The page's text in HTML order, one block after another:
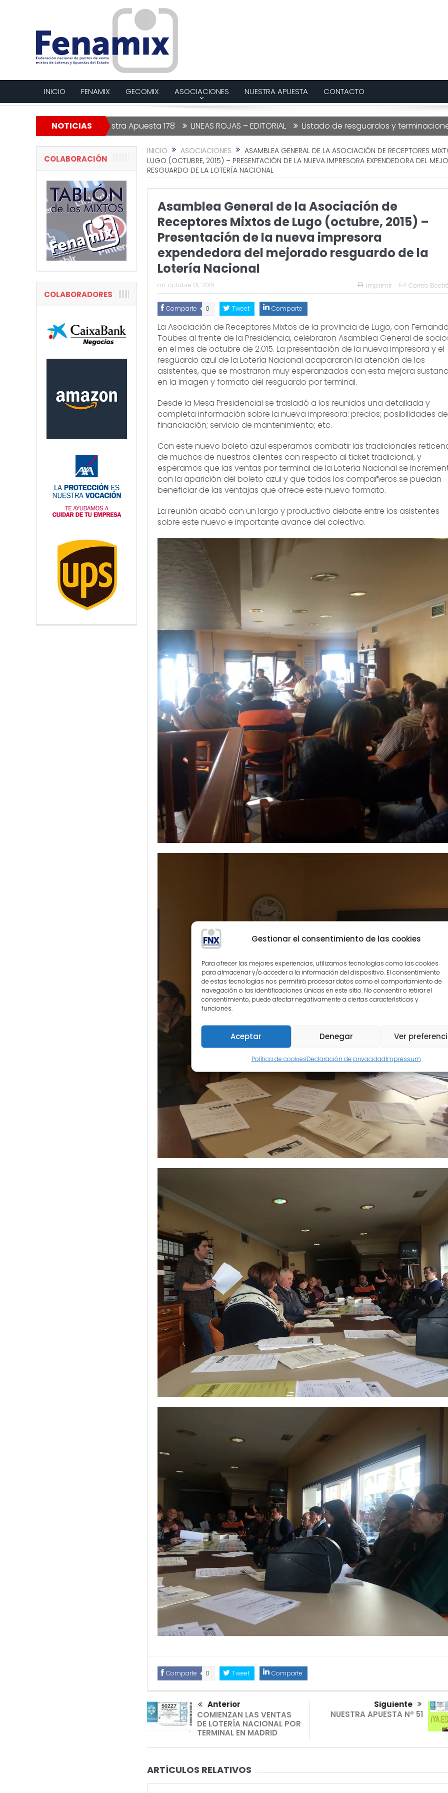
Gestionar el consentimiento de las cookies
Para ofrecer las mejores experiencias, utilizamos tecnologías como las cookies
para almacenar y/o acceder a la información del dispositivo. El consentimiento
de estas tecnologías nos permitirá procesar datos como el comportamiento de
navegación o las identificaciones únicas en este sitio. No consentir o retirar el
consentimiento, puede afectar negativamente a ciertas características y
funciones.
Aceptar Denegar Ver
Política de cookiesDeclaración de privacidadImpressum
INICIO FENAMIX GECOMIX ASOCIACIONES NUESTRA APUESTA CONTACTO
NOTICIAS
Nuestra Apuesta 178 LINEAS ROJAS – EDITORIAL Listado de resguardos y terminaciones Lotería
INICIO ASOCIACIONES
ASAMBLEA GENERAL DE LA ASOCIACIÓN DE RECEPTORES
LUGO (OCTUBRE, 2015) – PRESENTACIÓN DE LA NUEVA IMPRESORA EXPENDEDORA DEL
RESGUARDO DE LA LOTERÍA NACIONAL
Asamblea General de la Asociación de
Receptores Mixtos de Lugo (octubre, 2015) –
Presentación de la nueva impresora
expendedora del mejorado resguardo de la
Lotería Nacional
on: octubre 01, 2015 Imprimir Correo
Comparte 0 Tweet Comparte
La Asociación de Receptores Mixtos de la provincia de Lugo, con
Toubes al frente de la Presidencia, celebraron Asamblea General de
en el mes de octubre de 2.015. La presentación de la nueva impresora y el
resguardo azul de la Lotería Nacional acapararon la atención de los
asistentes, que se mostraron muy esperanzados con esta mejora
en la imagen y formato del resguardo por terminal.
Desde la Mesa Presidencial se trasladó a los reunidos una detallada y
completa información sobre la nueva impresora: precios; posibilidades de
financiación; servicio de mantenimiento; etc.
Con este nuevo boleto azul esperamos combatir las tradicionales
de muchos de nuestros clientes con respecto al ticket tradicional, y
esperamos que las ventas por terminal de la Lotería Nacional se
con la aparición del boleto azul y que todos los compañeros se puedan
beneficiar de las ventajas que ofrece este nuevo formato.
La reunión acabó con un largo y productivo debate entre los asistentes
sobre este nuevo e importante avance del colectivo.
Comparte 0 Tweet Comparte
Anterior
COMIENZAN LAS VENTAS
DE LOTERÍA NACIONAL POR
TERMINAL EN MADRID
Siguiente
NUESTRA APUESTA Nº 51
ARTÍCULOS RELATIVOS
COLABORACIÓN
COLABORADORES